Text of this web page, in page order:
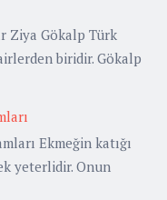
Ziya Gökalp Türk
biridir. Gökalp
Ekmeğin katığı
yeterlidir. Onun